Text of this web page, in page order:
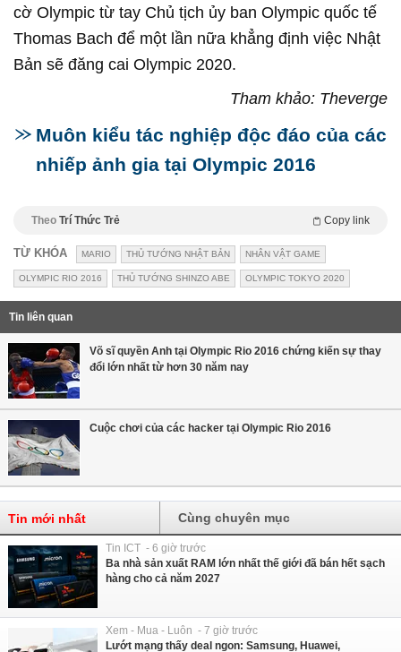
cờ Olympic từ tay Chủ tịch ủy ban Olympic quốc tế
Thomas Bach để một lần nữa khẳng định việc Nhật
Bản sẽ đăng cai Olympic 2020.
Tham khảo: Theverge
Muôn kiểu tác nghiệp độc đáo của các
nhiếp ảnh gia tại Olympic 2016
Theo Trí Thức Trẻ Copy link
TỪ KHÓA MARIO THỦ TƯỚNG NHẬT BẢN NHÂN VẬT GAME
OLYMPIC RIO 2016 THỦ TƯỚNG SHINZO ABE OLYMPIC TOKYO 2020
Tin liên quan
Võ sĩ quyền Anh tại Olympic Rio 2016 chứng kiến sự thay
đổi lớn nhất từ hơn 30 năm nay
Cuộc chơi của các hacker tại Olympic Rio 2016
Tin mới nhất Cùng chuyên mục
Tin ICT - 6 giờ trước
Ba nhà sản xuất RAM lớn nhất thế giới đã bán hết sạch
hàng cho cả năm 2027
Xem - Mua - Luôn - 7 giờ trước
Lướt mạng thấy deal ngon: Samsung, Huawei,